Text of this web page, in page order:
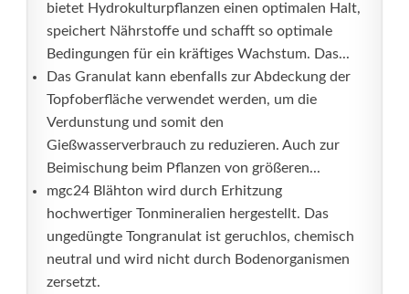
bietet Hydrokulturpflanzen einen optimalen Halt,
speichert Nährstoffe und schafft so optimale
Bedingungen für ein kräftiges Wachstum. Das...
Das Granulat kann ebenfalls zur Abdeckung der
Topfoberfläche verwendet werden, um die
Verdunstung und somit den
Gießwasserverbrauch zu reduzieren. Auch zur
Beimischung beim Pflanzen von größeren...
mgc24 Blähton wird durch Erhitzung
hochwertiger Tonmineralien hergestellt. Das
ungedüngte Tongranulat ist geruchlos, chemisch
neutral und wird nicht durch Bodenorganismen
zersetzt.